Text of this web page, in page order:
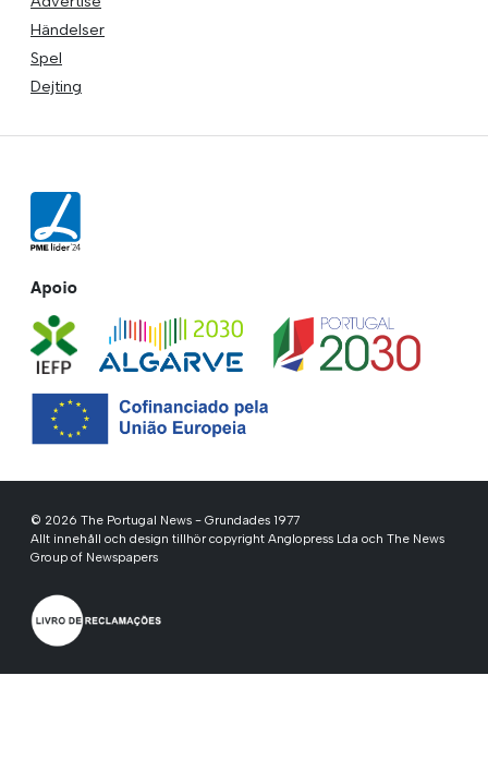
Händelser
Spel
Dejting
Apoio
© 2026 The Portugal News - Grundades 1977
Allt innehåll och design tillhör copyright Anglopress Lda och The News
Group of Newspapers